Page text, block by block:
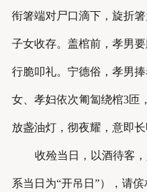
衔箸端对尸口滴下，旋折
子女收存。盖棺前，孝男
行脆叩礼。宁德俗，孝男
女、孝妇依次匍匐绕棺3匝
放盏油灯，彻夜耀，意即长
收殓当日，以酒待客
系当日为“开吊日”），请